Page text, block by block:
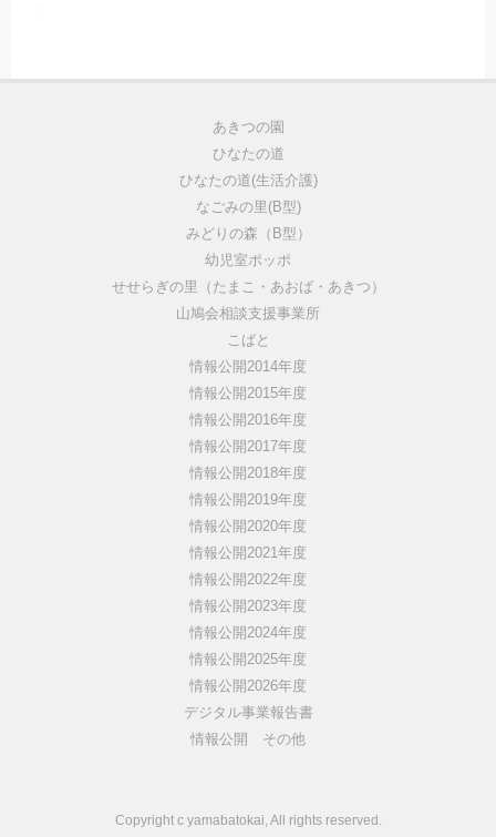
あきつの園
ひなたの道
ひなたの道(生活介護)
なごみの里(B型)
みどりの森（B型）
幼児室ポッポ
せせらぎの里（たまこ・あおば・あきつ）
山鳩会相談支援事業所
こばと
情報公開2014年度
情報公開2015年度
情報公開2016年度
情報公開2017年度
情報公開2018年度
情報公開2019年度
情報公開2020年度
情報公開2021年度
情報公開2022年度
情報公開2023年度
情報公開2024年度
情報公開2025年度
情報公開2026年度
デジタル事業報告書
情報公開 その他
Copyright c yamabatokai, All rights reserved.